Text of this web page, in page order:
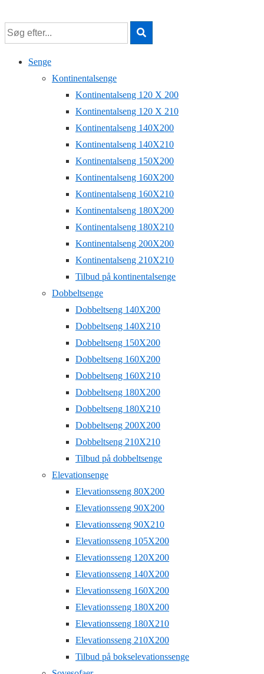
Hop
til
hovedindhold
Senge
Kontinentalsenge
Kontinentalseng 120 X 200
Kontinentalseng 120 X 210
Kontinentalseng 140X200
Kontinentalseng 140X210
Kontinentalseng 150X200
Kontinentalseng 160X200
Kontinentalseng 160X210
Kontinentalseng 180X200
Kontinentalseng 180X210
Kontinentalseng 200X200
Kontinentalseng 210X210
Tilbud på kontinentalsenge
Dobbeltsenge
Dobbeltseng 140X200
Dobbeltseng 140X210
Dobbeltseng 150X200
Dobbeltseng 160X200
Dobbeltseng 160X210
Dobbeltseng 180X200
Dobbeltseng 180X210
Dobbeltseng 200X200
Dobbeltseng 210X210
Tilbud på dobbeltsenge
Elevationsenge
Elevationsseng 80X200
Elevationsseng 90X200
Elevationsseng 90X210
Elevationsseng 105X200
Elevationsseng 120X200
Elevationsseng 140X200
Elevationsseng 160X200
Elevationsseng 180X200
Elevationsseng 180X210
Elevationsseng 210X200
Tilbud på bokselevationssenge